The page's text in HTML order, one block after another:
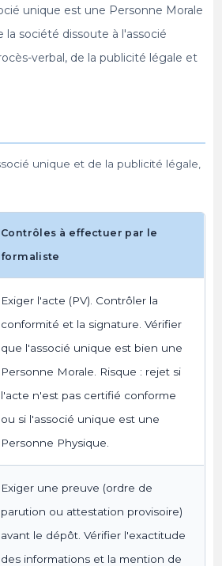
unique est une Personne Morale
la société dissoute à l'associé
verbal, de la publicité légale et
unique et de la publicité légale,
Contrôles à effectuer par le
formaliste
Exiger l'acte (PV). Contrôler la
conformité et la signature. Vérifier
que l'associé unique est bien une
Personne Morale. Risque : rejet si
l'acte n'est pas certifié conforme
ou si l'associé unique est une
Personne Physique.
Exiger une preuve (ordre de
parution ou attestation provisoire)
avant le dépôt. Vérifier l'exactitude
des informations et la mention de